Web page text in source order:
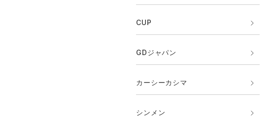
CUP
GDジャパン
カーシーカシマ
シンメン